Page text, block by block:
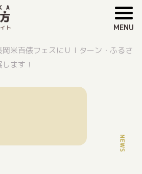
ト MENU
岡米百俵フェスにＵＩターン・ふるさ
ます！